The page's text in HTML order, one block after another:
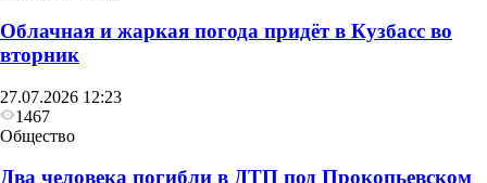
Облачная и жаркая погода придёт в Кузбасс во
вторник
27.07.2026 12:23
1467
Общество
Два человека погибли в ДТП под Прокопьевском